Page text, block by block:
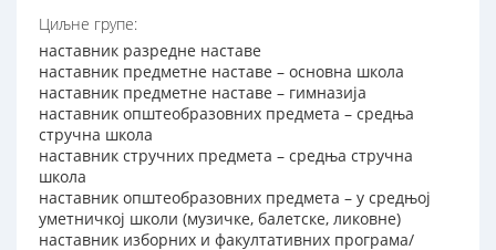
Циљне групе:
наставник разредне наставе
наставник предметне наставе – основна школа
наставник предметне наставе – гимназија
наставник општеобразовних предмета – средња
стручна школа
наставник стручних предмета – средња стручна
школа
наставник општеобразовних предмета – у средњој
уметничкој школи (музичке, балетске, ликовне)
наставник изборних и факултативних програма/